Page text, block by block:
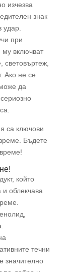
изчезва
знак
удар.
при
включват
световъртеж,
Ако не се
да
са ключови
Бъдете
който
и облекчава
течни
значително